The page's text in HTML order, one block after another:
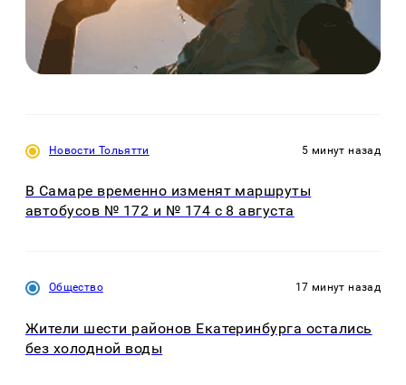
Новости Тольятти 5 минут назад
В Самаре временно изменят маршруты
автобусов № 172 и № 174 с 8 августа
Общество 17 минут назад
Жители шести районов Екатеринбурга остались
без холодной воды